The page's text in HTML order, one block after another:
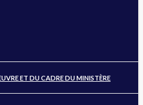
ET DU CADRE DU MINISTÈRE